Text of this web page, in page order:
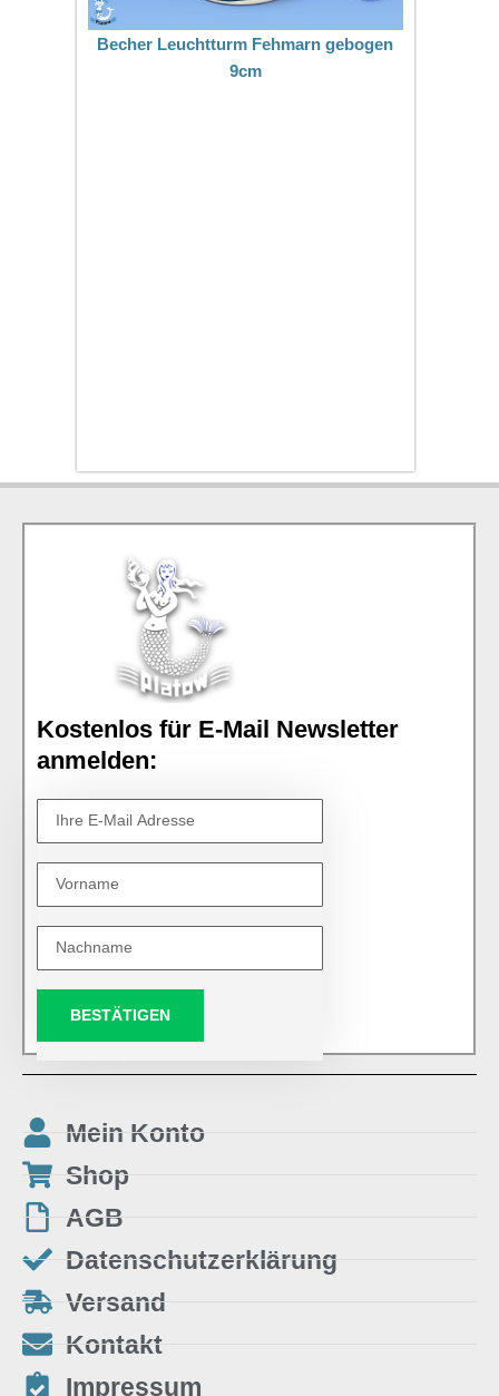
Becher Leuchtturm Fehmarn gebogen
9cm
Kostenlos für E-Mail Newsletter
anmelden:
BESTÄTIGEN
Mein Konto
Shop
AGB
Datenschutzerklärung
Versand
Kontakt
Impressum